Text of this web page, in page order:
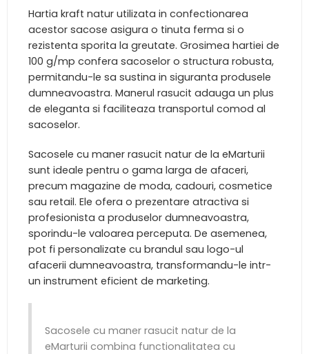
Hartia kraft natur utilizata in confectionarea
acestor sacose asigura o tinuta ferma si o
rezistenta sporita la greutate. Grosimea hartiei de
100 g/mp confera sacoselor o structura robusta,
permitandu-le sa sustina in siguranta produsele
dumneavoastra. Manerul rasucit adauga un plus
de eleganta si faciliteaza transportul comod al
sacoselor.
Sacosele cu maner rasucit natur de la eMarturii
sunt ideale pentru o gama larga de afaceri,
precum magazine de moda, cadouri, cosmetice
sau retail. Ele ofera o prezentare atractiva si
profesionista a produselor dumneavoastra,
sporindu-le valoarea perceputa. De asemenea,
pot fi personalizate cu brandul sau logo-ul
afacerii dumneavoastra, transformandu-le intr-
un instrument eficient de marketing.
Sacosele cu maner rasucit natur de la
eMarturii combina functionalitatea cu